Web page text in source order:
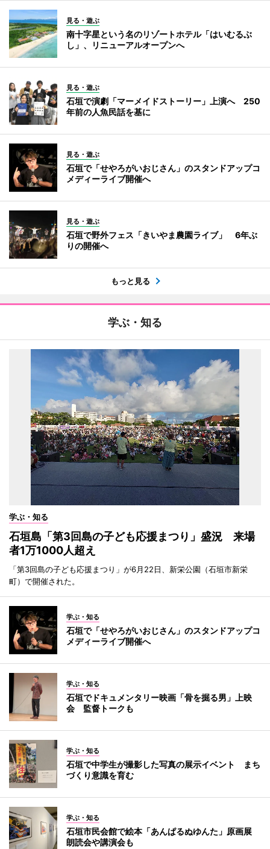
見る・遊ぶ
南十字星という名のリゾートホテル「はいむるぶ
し」、リニューアルオープンへ
見る・遊ぶ
石垣で演劇「マーメイドストーリー」上演へ 250
年前の人魚民話を基に
見る・遊ぶ
石垣で「せやろがいおじさん」のスタンドアップコ
メディーライブ開催へ
見る・遊ぶ
石垣で野外フェス「きいやま農園ライブ」 6年ぶ
りの開催へ
もっと見る
学ぶ・知る
学ぶ・知る
石垣島「第3回島の子ども応援まつり」盛況 来場
者1万1000人超え
「第3回島の子ども応援まつり」が6月22日、新栄公園（石垣市新栄
町）で開催された。
学ぶ・知る
石垣で「せやろがいおじさん」のスタンドアップコ
メディーライブ開催へ
学ぶ・知る
石垣でドキュメンタリー映画「骨を掘る男」上映
会 監督トークも
学ぶ・知る
石垣で中学生が撮影した写真の展示イベント まち
づくり意識を育む
学ぶ・知る
石垣市民会館で絵本「あんぱるぬゆんた」原画展
朗読会や講演会も